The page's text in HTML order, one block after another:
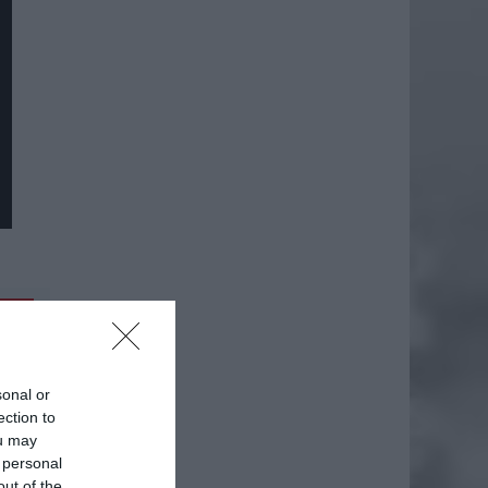
or
to
may